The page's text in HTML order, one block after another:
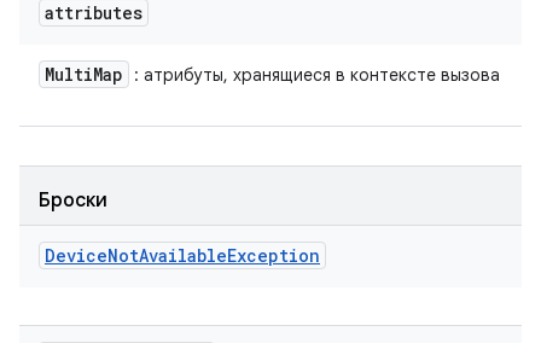
attributes
MultiMap : атрибуты, хранящиеся в контексте вызова
Броски
DeviceNotAvailableException